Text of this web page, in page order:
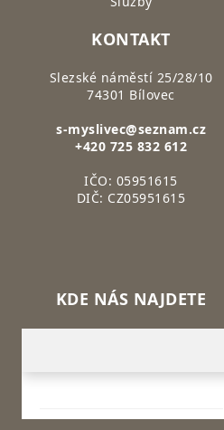
KONTAKT
Slezské náměstí 25/28/10
74301 Bílovec
s-myslivec@seznam.cz
+420 725 832 612
IČO: 05951615
DIČ: CZ05951615
KDE NÁS NAJDETE